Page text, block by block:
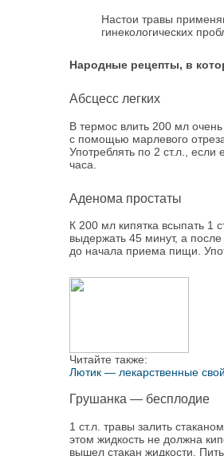
Настои травы
гинекологических
Народные рецепты, в
Абсцесс легких
В термос влить 200 мл
с помощью марлевого
Употреблять по 2 ст.л., если
часа.
Аденома простаты
К 200 мл кипятка всыпать 1
выдержать 45 минут, а
до начала приема пищи.
Читайте также:
Лютик — лекарственные
Грушанка — бесплодие
1 ст.л. травы залить
этом жидкость не должна
вышел стакан жидкости.